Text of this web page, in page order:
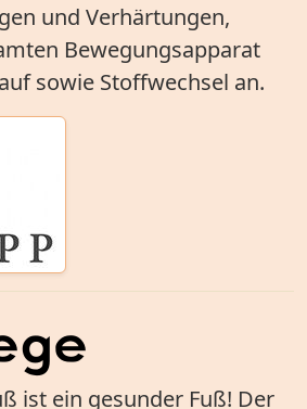
und Verhärtungen,
Bewegungsapparat
sowie Stoffwechsel an.
ist ein gesunder Fuß! Der